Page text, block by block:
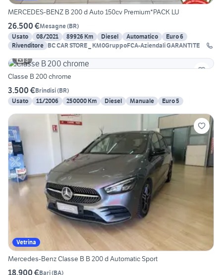
MERCEDES-BENZ B 200 d Auto 150cv Premium*PACK LU
26.500 €Mesagne(BR)
Usato
08/2021 89926 Km Diesel Automatico
Euro 6
Rivenditore BC CAR STORE _ KM0GruppoFCA-Aziendali GARANTITE
3
Classe B 200 chrome
3.500 €Brindisi(BR)
Usato
11/2006 250000 Km Diesel Manuale Euro 5
Vetrina
Mercedes-Benz Classe B B 200 d Automatic Sport
18.900 €Bari(BA)